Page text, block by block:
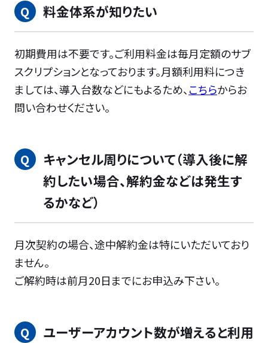
料金体系が知りたい
初期費用は不要です。ご利用料金は毎月定額のサブ
スクリプションとなっております。月額利用料につき
ましては、導入台数などにもよるため、こちらからお
問い合わせください。
キャンセル周りについて（導入後に解
約したい場合、解約金などは発生す
るかなど）
月次契約の場合、途中解約金は特にいただいており
ません。
ご解約時は前月20日までにお申込み下さい。
ユーザーアカウント数が増えると利用